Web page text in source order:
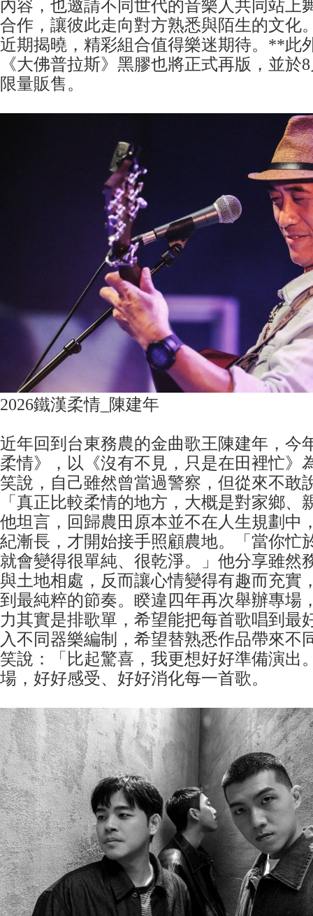
內容，也邀請不同世代的音樂人共同站上
合作，讓彼此走向對方熟悉與陌生的文化
近期揭曉，精彩組合值得樂迷期待。**此
《大佛普拉斯》黑膠也將正式再版，並於
限量販售。
2026鐵漢柔情_陳建年
近年回到台東務農的金曲歌王陳建年，今
柔情》，以《沒有不見，只是在田裡忙》
笑說，自己雖然曾當過警察，但從來不敢
「真正比較柔情的地方，大概是對家鄉、
他坦言，回歸農田原本並不在人生規劃中
紀漸長，才開始接手照顧農地。「當你忙
就會變得很單純、很乾淨。」他分享雖然
與土地相處，反而讓心情變得有趣而充實
到最純粹的節奏。睽違四年再次舉辦專場
力其實是排歌單，希望能把每首歌唱到最
入不同器樂編制，希望替熟悉作品帶來不
笑說：「比起驚喜，我更想好好準備演出
場，好好感受、好好消化每一首歌。